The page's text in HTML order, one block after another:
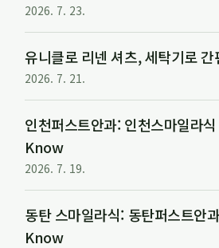
2026. 7. 23.
유니클로 리넨 셔츠, 세탁기로
2026. 7. 21.
인천퍼스트안과: 인천스마일라
Know
2026. 7. 19.
동탄 스마일라식: 동탄퍼스트
Know